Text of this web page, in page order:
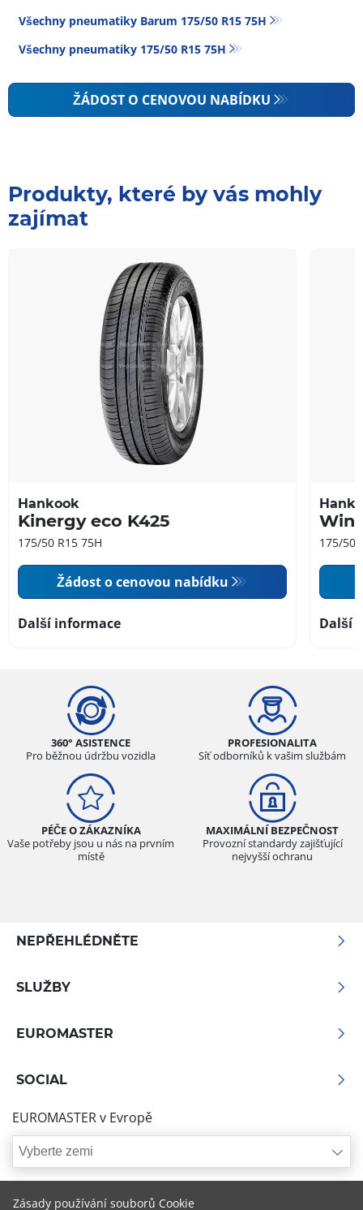
Všechny pneumatiky Barum 175/50 R15 75H
Všechny pneumatiky‎ 175/50 R15 75H
ŽÁDOST O CENOVOU NABÍDKU
Produkty, které by vás mohly
zajímat
Hankook
Kinergy eco K425
175/50 R15 75H
Žádost o cenovou nabídku
Další informace
175/50
Další
360° ASISTENCE
Pro běžnou údržbu vozidla
PROFESIONALITA
Síť odborníků k vašim službám
PÉČE O ZÁKAZNÍKA
Vaše potřeby jsou u nás na prvním
místě
MAXIMÁLNÍ BEZPEČNOST
Provozní standardy zajišťující
nejvyšší ochranu
NEPŘEHLÉDNĚTE
SLUŽBY
EUROMASTER
SOCIAL
EUROMASTER v Evropě
Vyberte zemi
Zásady používání souborů Cookie